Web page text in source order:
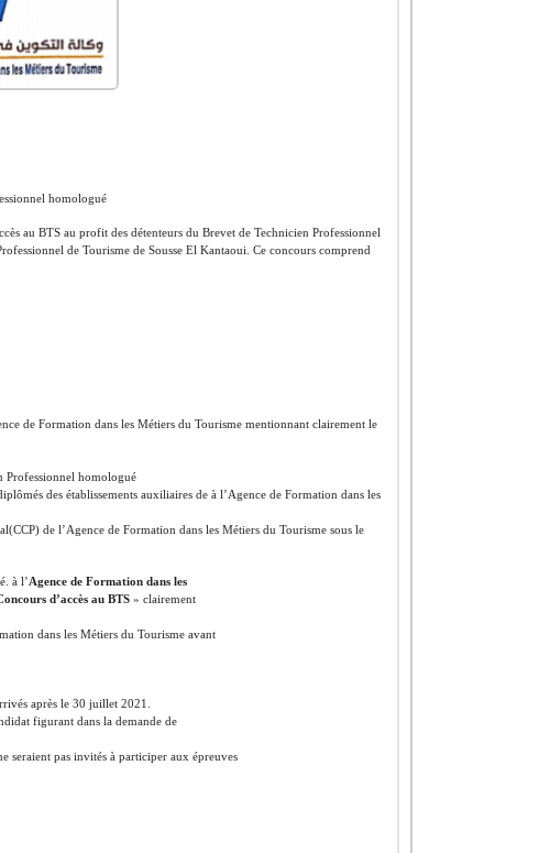
homologué
au BTS au profit des détenteurs du Brevet de Technicien Professionnel
de Tourisme de Sousse El Kantaoui. Ce concours comprend
de Formation dans les Métiers du Tourisme mentionnant clairement le
Professionnel homologué
des établissements auxiliaires de à l’Agence de Formation dans les
de l’Agence de Formation dans les Métiers du Tourisme sous le
à l’Agence de Formation dans les
d’accès au BTS » clairement
dans les Métiers du Tourisme avant
après le 30 juillet 2021.
figurant dans la demande de
seraient pas invités à participer aux épreuves